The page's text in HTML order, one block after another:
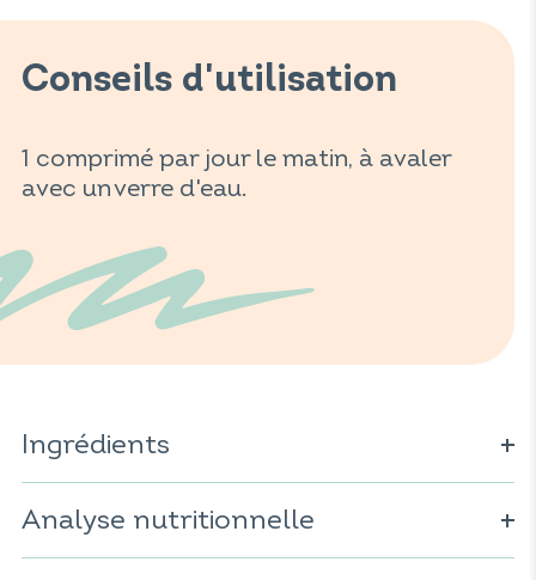
Conseils d'utilisation
1 comprimé par jour le matin, à avaler
avec un verre d'eau.
Ingrédients
hydroxypropylmethylcellulose ; vitamine C ; extrait de
guarana ( Paullinia cupana) ; extrait de kola (
caféine ; minéral : bisglycinate de fer ; extrait de
Analyse nutritionnelle